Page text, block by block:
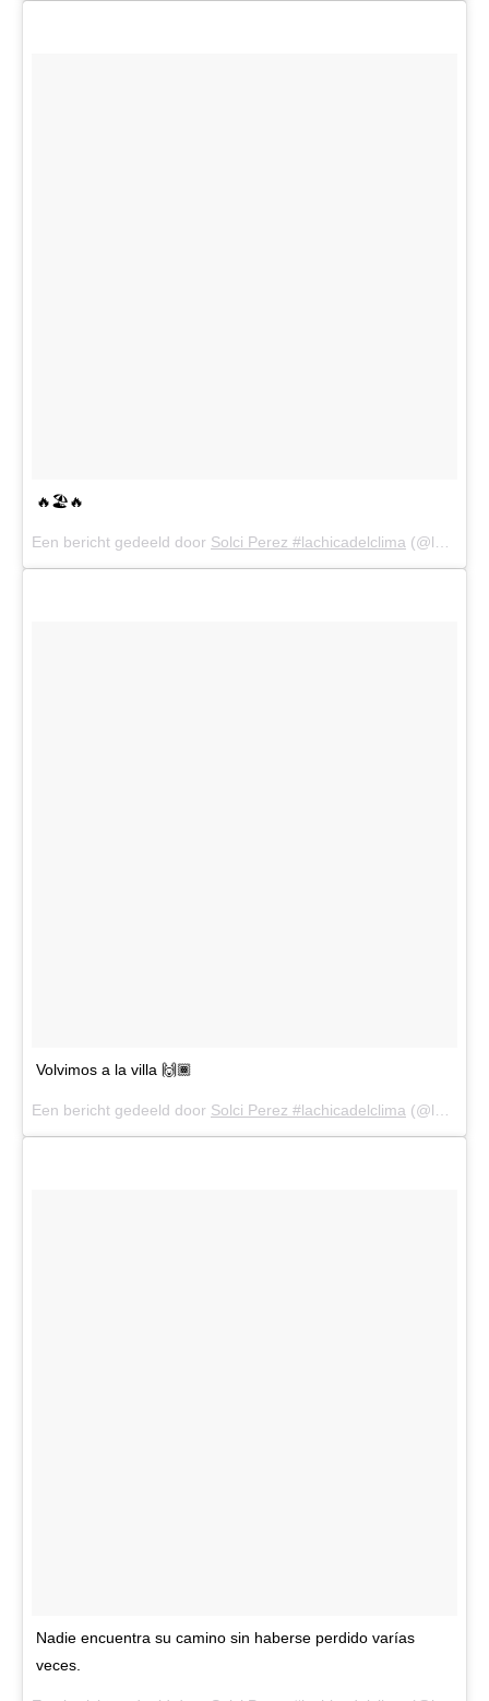
🔥🏖🔥
Een bericht gedeeld door Solci Perez #lachicadelclima (@lasobrideperez) op
Volvimos a la villa 🙌🏾
Een bericht gedeeld door Solci Perez #lachicadelclima (@lasobrideperez) op
Nadie encuentra su camino sin haberse perdido varías
veces.